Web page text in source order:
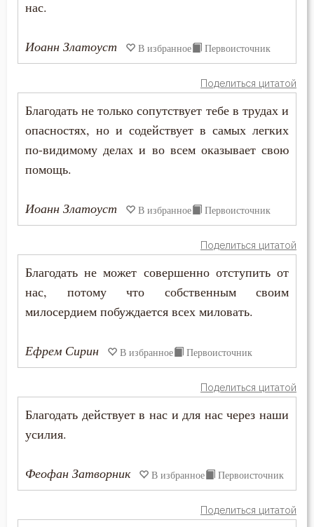
Женщина
Жестокость
Жизнь
Загробная жизнь
Закон Божий
Заповеди
Злопамятство
Злорадство
нас.
Иоанн Златоуст В избранное Первоисточник
Поделиться цитатой
Благодать не только сопутствует тебе в трудах и
опасностях, но и содействует в самых легких
по-видимому делах и во всем оказывает свою
помощь.
Иоанн Златоуст В избранное Первоисточник
Поделиться цитатой
Благодать не может совершенно отступить от
нас, потому что собственным своим
милосердием побуждается всех миловать.
Ефрем Сирин В избранное Первоисточник
Поделиться цитатой
Благодать действует в нас и для нас через наши
усилия.
Феофан Затворник В избранное Первоисточник
Поделиться цитатой